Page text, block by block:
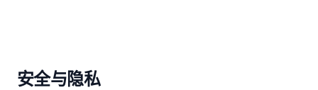
安全与隐私